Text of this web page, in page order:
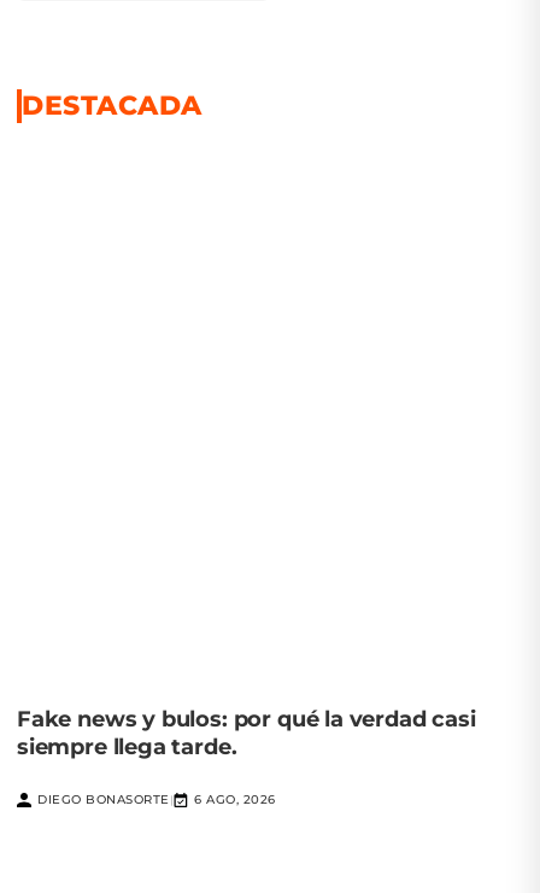
DESTACADA
Fake news y bulos: por qué la verdad casi
siempre llega tarde.
DIEGO BONASORTE| 6 AGO, 2026